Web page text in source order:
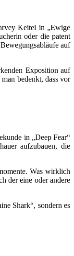
Keitel in „Ewige
oder die patent
auf
Exposition auf
bedenkt, dass vor
in „Deep Fear“
aufzubauen, die
Was wirklich
der eine oder andere
Shark“, sondern es